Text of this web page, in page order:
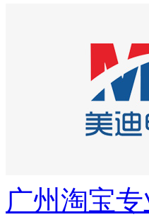
广州淘宝